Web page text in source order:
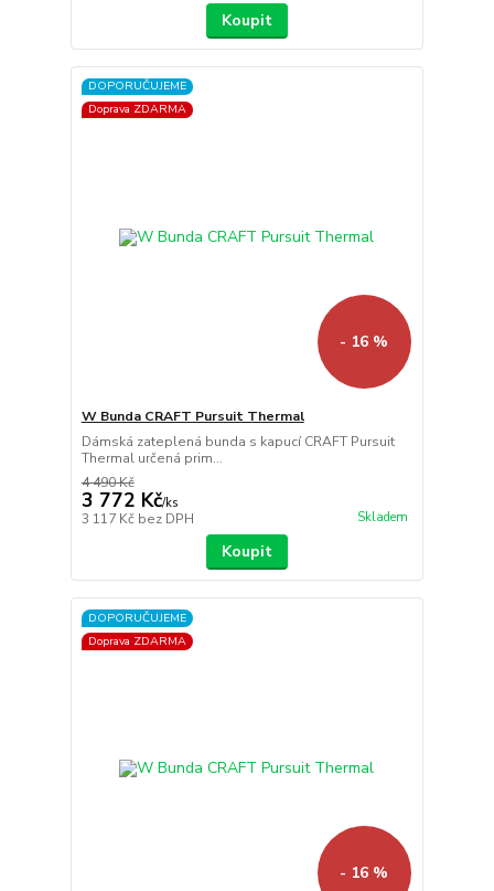
Koupit
DOPORUČUJEME
Doprava ZDARMA
- 16 %
W Bunda CRAFT Pursuit Thermal
Dámská zateplená bunda s kapucí CRAFT Pursuit
Thermal určená prim...
4 490 Kč
3 772 Kč/ks
3 117 Kč bez DPH Skladem
Koupit
DOPORUČUJEME
Doprava ZDARMA
- 16 %